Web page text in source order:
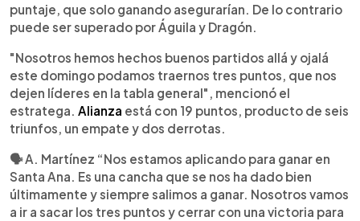
puntaje, que solo ganando asegurarían. De lo contrario
puede ser superado por Águila y Dragón.
"Nosotros hemos hechos buenos partidos allá y ojalá
este domingo podamos traernos tres puntos, que nos
dejen líderes en la tabla general", mencionó el
estratega. Alianza está con 19 puntos, producto de seis
triunfos, un empate y dos derrotas.
🗣️ A. Martínez “Nos estamos aplicando para ganar en
Santa Ana. Es una cancha que se nos ha dado bien
últimamente y siempre salimos a ganar. Nosotros vamos
a ir a sacar los tres puntos y cerrar con una victoria para